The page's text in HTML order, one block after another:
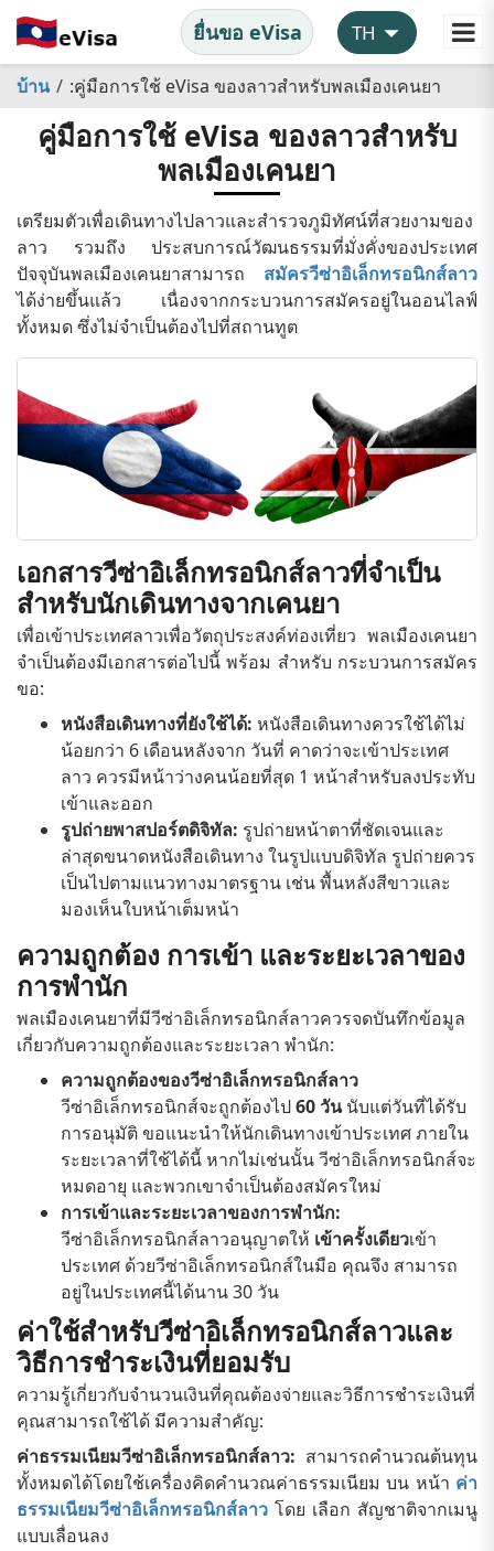
ยื่นขอ eVisa
บ้าน :คู่มือการใช้ eVisa ของลาวสำหรับพลเมืองเคนยา
คู่มือการใช้ eVisa ของลาวสำหรับ
พลเมืองเคนยา
เตรียมตัวเพื่อเดินทางไปลาวและสำรวจภูมิทัศน์ที่สวยงามของ
ลาว รวมถึง ประสบการณ์วัฒนธรรมที่มั่งคั่งของประเทศ
ปัจจุบันพลเมืองเคนยาสามารถ สมัครวีซ่าอิเล็กทรอนิกส์ลาว
ได้ง่ายขึ้นแล้ว เนื่องจากกระบวนการสมัครอยู่ในออนไลฟ์
ทั้งหมด ซึ่งไม่จำเป็นต้องไปที่สถานทูต
เอกสารวีซ่าอิเล็กทรอนิกส์ลาวที่จำเป็น
สำหรับนักเดินทางจากเคนยา
เพื่อเข้าประเทศลาวเพื่อวัตถุประสงค์ท่องเที่ยว พลเมืองเคนยา
จำเป็นต้องมีเอกสารต่อไปนี้ พร้อม สำหรับ กระบวนการสมัคร
ขอ:
หนังสือเดินทางที่ยังใช้ได้: หนังสือเดินทางควรใช้ได้ไม่
น้อยกว่า 6 เดือนหลังจาก วันที่ คาดว่าจะเข้าประเทศ
ลาว ควรมีหน้าว่างคนน้อยที่สุด 1 หน้าสำหรับลงประทับ
เข้าและออก
รูปถ่ายพาสปอร์ตดิจิทัล: รูปถ่ายหน้าตาที่ชัดเจนและ
ล่าสุดขนาดหนังสือเดินทาง ในรูปแบบดิจิทัล รูปถ่ายควร
เป็นไปตามแนวทางมาตรฐาน เช่น พื้นหลังสีขาวและ
มองเห็นใบหน้าเต็มหน้า
ความถูกต้อง การเข้า และระยะเวลาของ
การพำนัก
พลเมืองเคนยาที่มีวีซ่าอิเล็กทรอนิกส์ลาวควรจดบันทึกข้อมูล
เกี่ยวกับความถูกต้องและระยะเวลา พำนัก:
ความถูกต้องของวีซ่าอิเล็กทรอนิกส์ลาว
วีซ่าอิเล็กทรอนิกส์จะถูกต้องไป60 วันนับแต่วันที่ได้รับ
การอนุมัติ ขอแนะนำให้นักเดินทางเข้าประเทศ ภายใน
ระยะเวลาที่ใช้ได้นี้ หากไม่เช่นนั้น วีซ่าอิเล็กทรอนิกส์จะ
หมดอายุ และพวกเขาจำเป็นต้องสมัครใหม่
การเข้าและระยะเวลาของการพำนัก:
วีซ่าอิเล็กทรอนิกส์ลาวอนุญาตให้ เข้าครั้งเดียวเข้า
ประเทศ ด้วยวีซ่าอิเล็กทรอนิกส์ในมือ คุณจึง สามารถ
อยู่ในประเทศนี้ได้นาน 30 วัน
ค่าใช้สำหรับวีซ่าอิเล็กทรอนิกส์ลาวและ
วิธีการชำระเงินที่ยอมรับ
ความรู้เกี่ยวกับจำนวนเงินที่คุณต้องจ่ายและวิธีการชำระเงินที่
คุณสามารถใช้ได้ มีความสำคัญ:
ค่าธรรมเนียมวีซ่าอิเล็กทรอนิกส์ลาว: สามารถคำนวณต้นทุน
ทั้งหมดได้โดยใช้เครื่องคิดคำนวณค่าธรรมเนียม บน หน้า ค่า
ธรรมเนียมวีซ่าอิเล็กทรอนิกส์ลาว โดย เลือก สัญชาติจากเมนู
แบบเลื่อนลง